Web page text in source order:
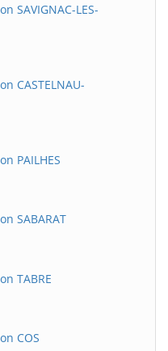
SAVIGNAC-LES-
CASTELNAU-
PAILHES
SABARAT
TABRE
COS